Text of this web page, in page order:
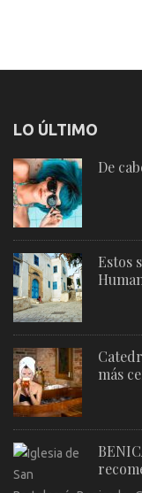
LO ÚLTIMO
De
Estos
más